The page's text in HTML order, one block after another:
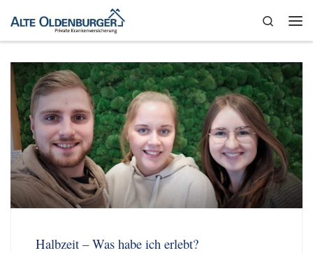
Zum Inhalt springen
Search
Halbzeit – Was habe ich erlebt?